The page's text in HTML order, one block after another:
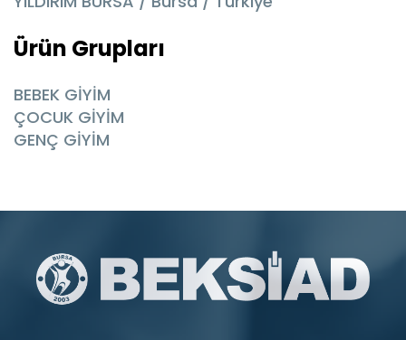
Ürün Grupları
BEBEK GİYİM
ÇOCUK GİYİM
GENÇ GİYİM